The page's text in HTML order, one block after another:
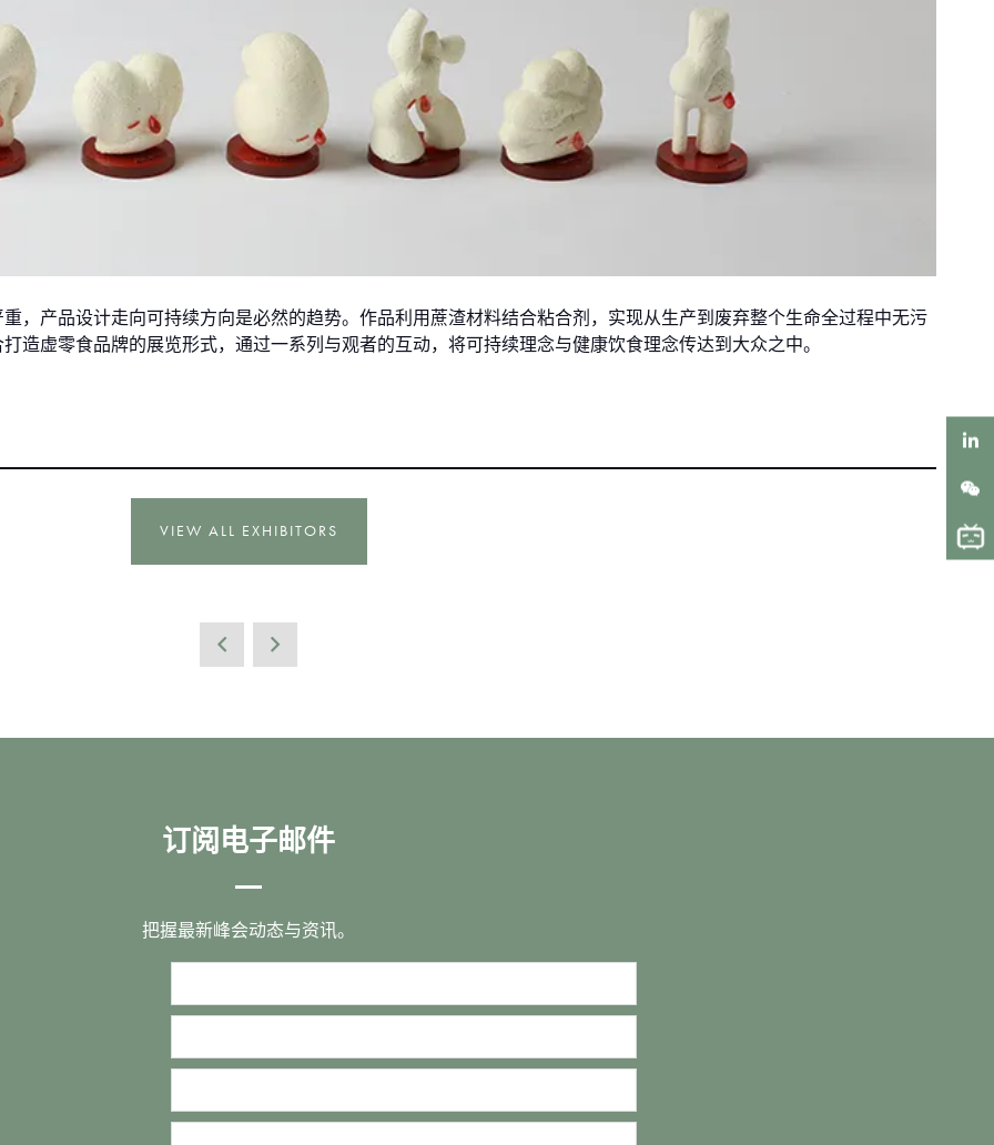
，产品设计走向可持续方向是必然的趋势。作品利用蔗渣材料结合粘合剂，实现从生产到废弃整个生命全过程中无污
造虚零食品牌的展览形式，通过一系列与观者的互动，将可持续理念与健康饮食理念传达到大众之中。
VIEW ALL EXHIBITORS
订阅电子邮件
把握最新峰会动态与资讯。
LinkedIn
WeChat